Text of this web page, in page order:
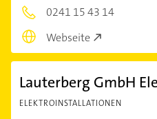
0241 15 43 14
Webseite
Lauterberg GmbH
ELEKTROINSTALLATIONEN